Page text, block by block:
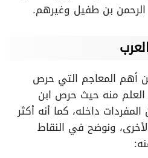
الرحمن بن طفيل وغيرهم.
أهم المعاجم التي حرص
العلم منه حيث حرص ابن
داخله، كما أنه أكثر
ونوضح في النقاط